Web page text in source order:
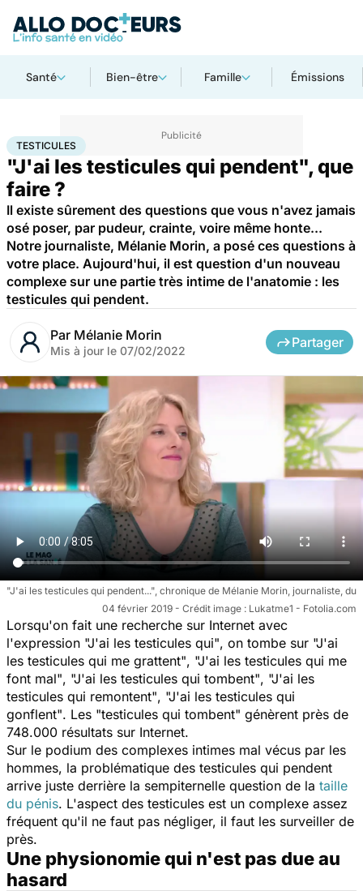
Santé Bien-être Famille Émissions
AccueilBien-être
TESTICULES
"J'ai les testicules qui pendent", que
faire ?
Il existe sûrement des questions que vous n'avez jamais
osé poser, par pudeur, crainte, voire même honte...
Notre journaliste, Mélanie Morin, a posé ces questions à
votre place. Aujourd'hui, il est question d'un nouveau
complexe sur une partie très intime de l'anatomie : les
testicules qui pendent.
Par Mélanie Morin
Mis à jour le 07/02/2022
Partager
"J'ai les testicules qui pendent...", chronique de Mélanie Morin, journaliste, du
04 février 2019 - Crédit image : Lukatme1 - Fotolia.com
Lorsqu'on fait une recherche sur Internet avec
l'expression "J'ai les testicules qui", on tombe sur "J'ai
les testicules qui me grattent", "J'ai les testicules qui me
font mal", "J'ai les testicules qui tombent", "J'ai les
testicules qui remontent", "J'ai les testicules qui
gonflent". Les "testicules qui tombent" génèrent près de
748.000 résultats sur Internet.
Sur le podium des complexes intimes mal vécus par les
hommes, la problématique des testicules qui pendent
arrive juste derrière la sempiternelle question de la taille
du pénis. L'aspect des testicules est un complexe assez
fréquent qu'il ne faut pas négliger, il faut les surveiller de
près.
Une physionomie qui n'est pas due au
hasard